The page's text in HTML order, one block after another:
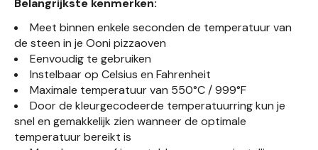
Belangrijkste kenmerken:
Meet binnen enkele seconden de temperatuur van
de steen in je Ooni pizzaoven
Eenvoudig te gebruiken
Instelbaar op Celsius en Fahrenheit
Maximale temperatuur van 550°C / 999°F
Door de kleurgecodeerde temperatuurring kun je
snel en gemakkelijk zien wanneer de optimale
temperatuur bereikt is